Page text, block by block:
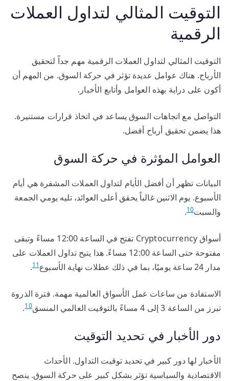
التوقيت المثالي لتداول العملات
الرقمية
التوقيت المثالي لتداول العملات الرقمية مهم جداً لتحقيق
الأرباح. هناك عوامل عديدة تؤثر في حركة السوق. من المهم أن
أكون على دراية بهذه العوامل وأتابع الأخبار.
التواصل مع اتجاهات السوق يساعد في اتخاذ قرارات مستنيرة.
هذا يضمن تحقيق أرباح أفضل.
العوامل المؤثرة في حركة السوق
البيانات تظهر أن أفضل الأيام لتداول العملات المشفرة هي أيام
الأسبوع. يوم الاثنين غالباً يحقق أعلى العوائد، تليه يومي الجمعة
والسبت10
.
أسواق Cryptocurrency تفتح في الساعة 12:00 مساءً وتبقى
مفتوحة حتى الساعة 12:00 مساءً. هذا يتيح تداول العملات على
مدار 24 ساعة يوميًا، بما في ذلك عطلات نهاية الأسبوع
11
.
الاستفادة من ساعات عمل الأسواق العالمية مهمة. فترة الذروة
تبرز من الساعة 3 إلى 4 مساءً بالتوقيت العالمي المنسق
10
.
دور الأخبار في تحديد التوقيت
الأخبار لها دور كبير في تحديد توقيت التداول. الأحداث
الاقتصادية والسياسية تؤثر بشكل كبير على حركة السوق. ينصح